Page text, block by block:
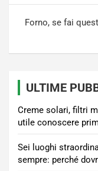
Forno, se fai
ULTIME
Creme solari, filtri
utile conoscere
Sei luoghi
sempre: perché